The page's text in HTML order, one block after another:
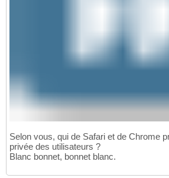
Selon vous, qui de Safari et de Chrome
privée des utilisateurs ?
Blanc bonnet, bonnet blanc.